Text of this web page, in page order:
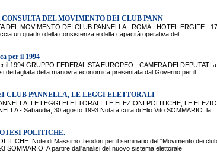
DEL MOVIMENTO DEI CLUB PANN
DEL MOVIMENTO DEI CLUB PANNELLA - ROMA - HOTEL ERGIFE -
un quadro della consistenza e della capacità operativa del
per il 1994
il 1994 GRUPPO FEDERALISTA EUROPEO - CAMERA DEI DEPUTATI
dettagliata della manovra economica presentata dal Governo per il
CLUB PANNELLA, LE LEGGI ELETTORALI
LE LEGGI ELETTORALI, LE ELEZIONI POLITICHE, LE
- Sabaudia, 30 agosto 1993 Nota a cura di Elio Vito SOMMARIO: la
POLITICHE.
Note di Massimo Teodori per il seminario del "Movimento dei
SOMMARIO: A partire dall'analisi del nuovo sistema elettorale